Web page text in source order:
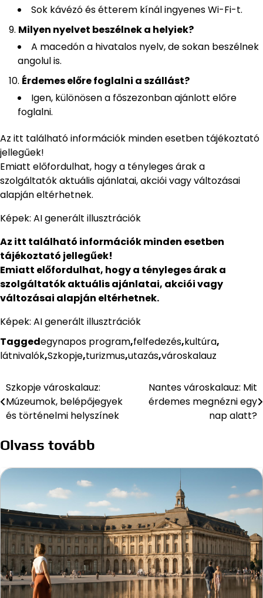
Sok kávézó és étterem kínál ingyenes Wi-Fi-t.
Milyen nyelvet beszélnek a helyiek?
A macedón a hivatalos nyelv, de sokan beszélnek
angolul is.
Érdemes előre foglalni a szállást?
Igen, különösen a főszezonban ajánlott előre
foglalni.
Az itt található információk minden esetben tájékoztató
jellegűek!
Emiatt előfordulhat, hogy a tényleges árak a
szolgáltatók aktuális ajánlatai, akciói vagy változásai
alapján eltérhetnek.
Képek: AI generált illusztrációk
Az itt található információk minden esetben
tájékoztató jellegűek!
Emiatt előfordulhat, hogy a tényleges árak a
szolgáltatók aktuális ajánlatai, akciói vagy
változásai alapján eltérhetnek.
Képek: AI generált illusztrációk
Taggedegynapos program,felfedezés,kultúra,
látnivalók,Szkopje,turizmus,utazás,városkalauz
Bejegyzés
navigáció
Szkopje városkalauz:
Múzeumok, belépőjegyek
és történelmi helyszínek
Nantes városkalauz: Mit
érdemes megnézni egy
nap alatt?
Olvass tovább